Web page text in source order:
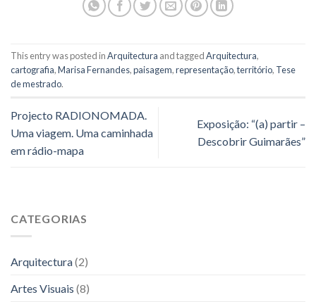
This entry was posted inArquitectura and taggedArquitectura,
cartografia,Marisa Fernandes,paisagem,representação,território, Tese
de mestrado.
Projecto RADIONOMADA.
Uma viagem. Uma caminhada
em rádio-mapa
Exposição: “(a) partir –
Descobrir Guimarães”
CATEGORIAS
Arquitectura(2)
Artes Visuais (8)